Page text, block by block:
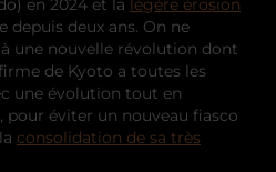
en 2024 et la légère érosion
depuis deux ans. On ne
une nouvelle révolution dont
de Kyoto a toutes les
une évolution tout en
pour éviter un nouveau fiasco
consolidation de sa très